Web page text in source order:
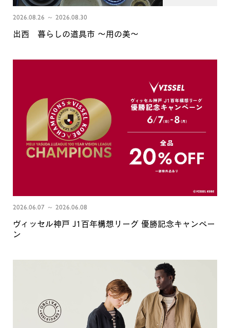
2026.08.26 ～ 2026.08.30
出西 暮らしの道具市 〜用の美〜
2026.06.07 ～ 2026.06.08
ヴィッセル神戸 J1百年構想リーグ 優勝記念キャンペー
ン